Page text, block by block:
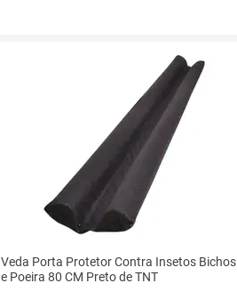
Veda Porta Protetor Contra Insetos Bichos
e Poeira 80 CM Preto de TNT